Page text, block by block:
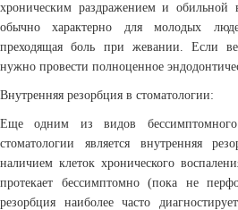
хроническим раздражением и обильной
обычно характерно для молодых
преходящая боль при жевании. Если
нужно провести полноценное
Внутренняя резорбция в стоматологии:
Еще одним из видов бессимптомного
стоматологии является внутренняя
наличием клеток хронического
протекает бессимптомно (пока не
резорбция наиболее часто